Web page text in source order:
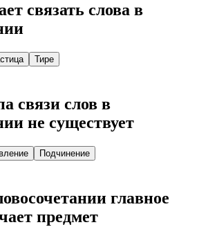
связать слова в
Тире
связи слов в
не существует
Подчинение
главное
предмет